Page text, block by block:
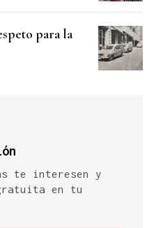
para la
te interesen y
en tu